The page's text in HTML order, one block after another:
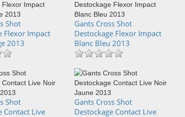
Shot
Flexor Impact
2013
Gants Cross Shot
Destockage Flexor Impact
Blanc Bleu 2013
Shot
Contact Live
Gants Cross Shot
Destockage Contact Live